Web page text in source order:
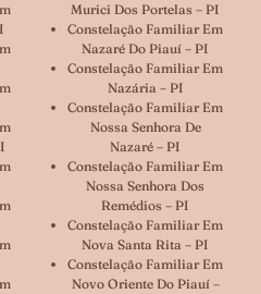
Murici Dos Portelas – PI
Constelação Familiar Em
Nazaré Do Piauí – PI
Constelação Familiar Em
Nazária – PI
Constelação Familiar Em
Nossa Senhora De
Nazaré – PI
Constelação Familiar Em
Nossa Senhora Dos
Remédios – PI
Constelação Familiar Em
Nova Santa Rita – PI
Constelação Familiar Em
Novo Oriente Do Piauí –